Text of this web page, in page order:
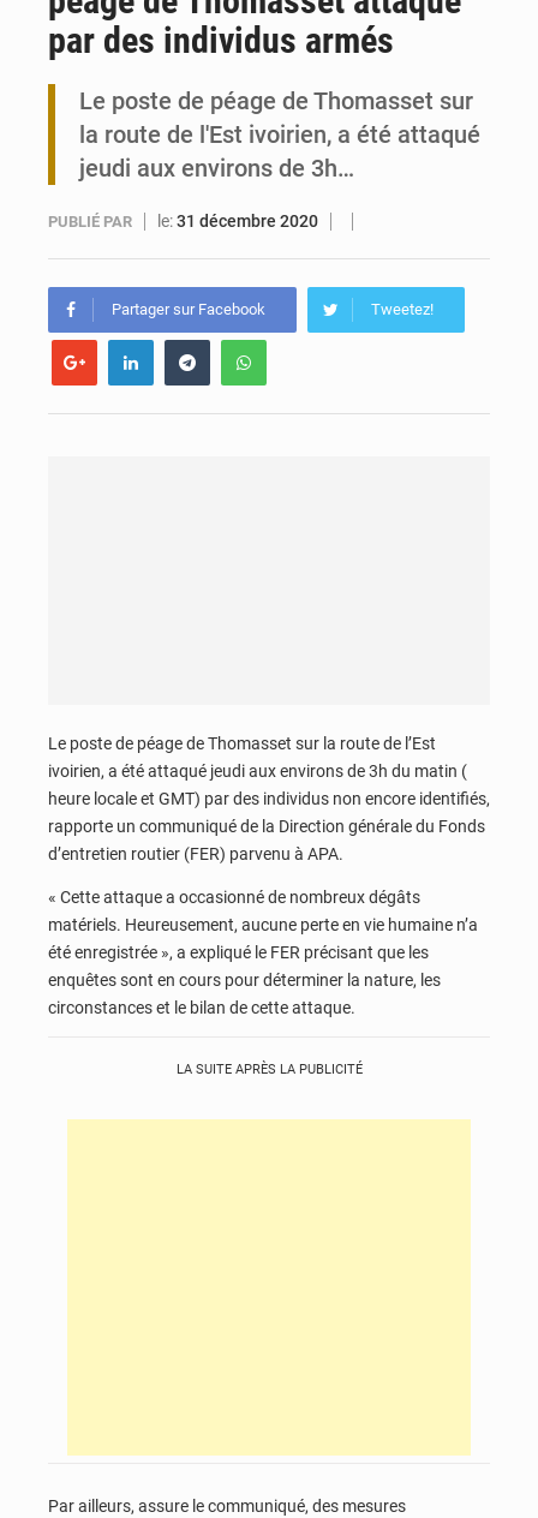
Togo: Noélie Elykem déchire son passeport sur TikTok
par des individus armés
Le poste de péage de Thomasset sur
la route de l'Est ivoirien, a été attaqué
jeudi aux environs de 3h…
PUBLIÉ PAR le:31 décembre 2020
Partager sur Facebook Tweetez!
Le poste de péage de Thomasset sur la route de l’Est
ivoirien, a été attaqué jeudi aux environs de 3h du matin (
heure locale et GMT) par des individus non encore identifiés,
rapporte un communiqué de la Direction générale du Fonds
d’entretien routier (FER) parvenu à APA.
« Cette attaque a occasionné de nombreux dégâts
matériels. Heureusement, aucune perte en vie humaine n’a
été enregistrée », a expliqué le FER précisant que les
enquêtes sont en cours pour déterminer la nature, les
circonstances et le bilan de cette attaque.
LA SUITE APRÈS LA PUBLICITÉ
Par ailleurs, assure le communiqué, des mesures